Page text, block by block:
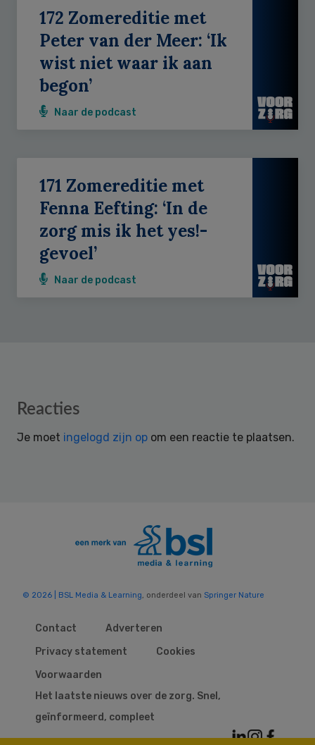
172 Zomereditie met
Peter van der Meer: ‘Ik
wist niet waar ik aan
begon’
Naar de podcast
171 Zomereditie met
Fenna Eefting: ‘In de
zorg mis ik het yes!-
gevoel’
Naar de podcast
Reader
Reacties
Je moet ingelogd zijn op om een reactie te plaatsen.
© 2026 | BSL Media & Learning , onderdeel van Springer Nature
Contact
Adverteren
Privacy statement
Cookies
Voorwaarden
Het laatste nieuws over de zorg. Snel,
geïnformeerd, compleet